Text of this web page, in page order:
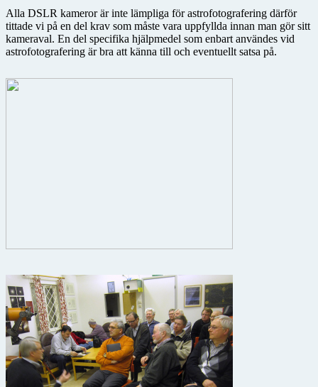
Alla DSLR kameror är inte lämpliga för astrofotografering därför
tittade vi på en del krav som måste vara uppfyllda innan man gör sitt
kameraval. En del specifika hjälpmedel som enbart användes vid
astrofotografering är bra att känna till och eventuellt satsa på.